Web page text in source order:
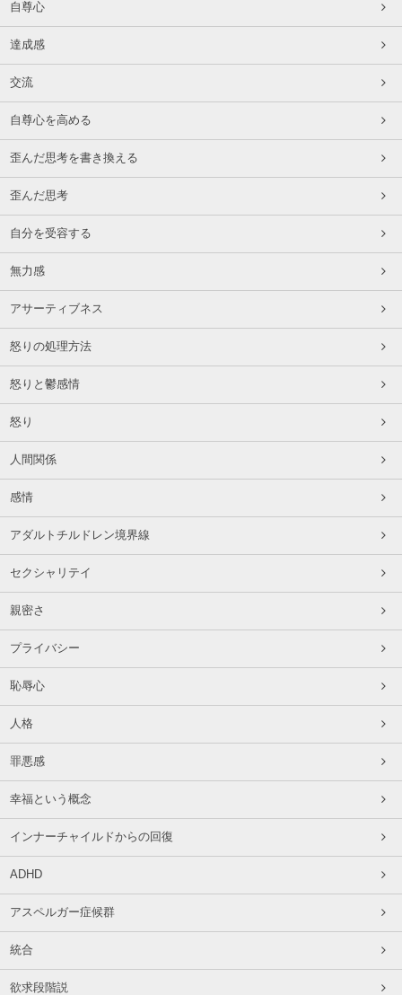
自尊心
達成感
交流
自尊心を高める
歪んだ思考を書き換える
歪んだ思考
自分を受容する
無力感
アサーティブネス
怒りの処理方法
怒りと鬱感情
怒り
人間関係
感情
アダルトチルドレン境界線
セクシャリテイ
親密さ
プライバシー
恥辱心
人格
罪悪感
幸福という概念
インナーチャイルドからの回復
ADHD
アスペルガー症候群
統合
欲求段階説